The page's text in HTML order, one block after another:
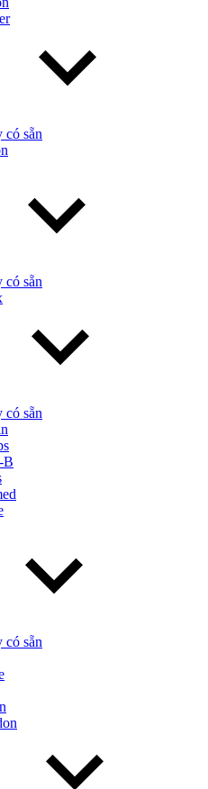
có sẵn
có sẵn
có sẵn
B
có sẵn